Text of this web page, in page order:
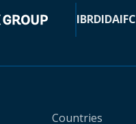
IBRDIDAIFC
Countries